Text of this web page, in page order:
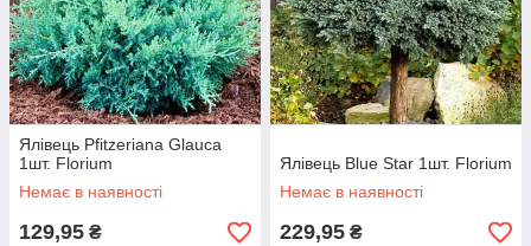
Ялівець Pfitzeriana Glauca
1шт. Florium
Немає в наявності
129,95 ₴
Ялівець Blue Star 1шт. Florium
Немає в наявності
229,95 ₴